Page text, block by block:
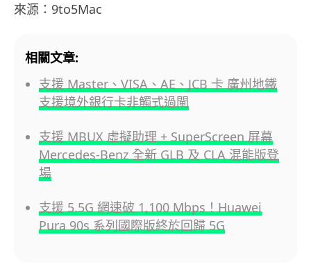
來源：9to5Mac
相關文章:
支援 Master、VISA、AE、JCB 卡 廣州地鐵
支援境外銀行卡非觸式過閘
支援 MBUX 虛擬助理 + SuperScreen 屏幕
Mercedes-Benz 全新 GLB 及 CLA 混能版登
場
支援 5.5G 網速破 1,100 Mbps！Huawei
Pura 90s 系列國際版終於回歸 5G